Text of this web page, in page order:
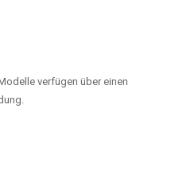
verfügen über einen